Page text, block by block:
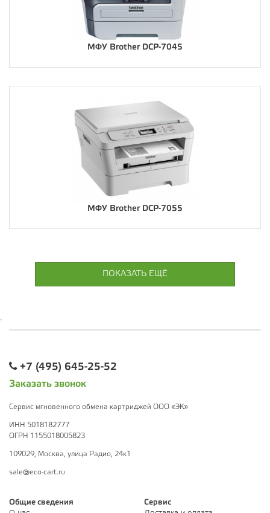
МФУ Brother DCP-7045
МФУ Brother DCP-7055
ПОКАЗАТЬ ЕЩЁ
+7 (495) 645-25-52
Заказать звонок
Сервис мгновенного обмена картриджей ООО «ЭК»
ИНН 5018182777
ОГРН 1155018005823
109029, Москва, улица Радио, 24к1
sale@eco-cart.ru
Общие сведения
Сервис